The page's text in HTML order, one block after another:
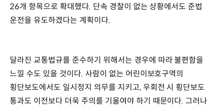
26개 항목으로 확대했다. 단속 경찰이 없는 상황에서도 준법
운전을 유도하겠다는 계획이다.
달라진 교통법규를 준수하기 위해서는 경우에 따라 불편함을
느낄 수도 있을 것이다. 사람이 없는 어린이보호구역의
횡단보도에서도 일시정지 의무를 지키고, 우회전 시 횡단보도
통과도 이전보다 더욱 주의를 기울여야 하기 때문이다. 그러나